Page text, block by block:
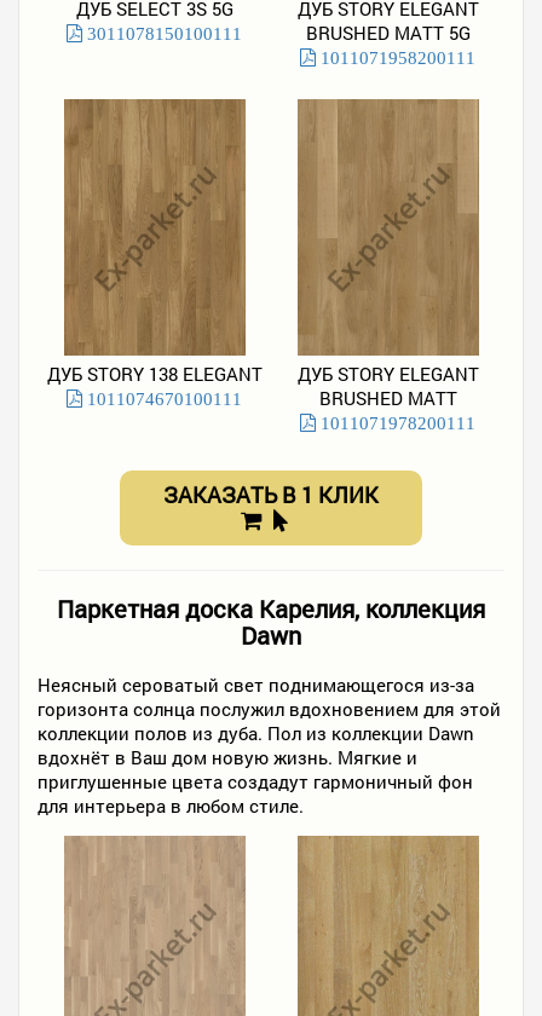
ДУБ SELECT 3S 5G
3011078150100111
ДУБ STORY ELEGANT
BRUSHED MATT 5G
1011071958200111
ДУБ STORY 138 ELEGANT
1011074670100111
ДУБ STORY ELEGANT
BRUSHED MATT
1011071978200111
ЗАКАЗАТЬ В 1 КЛИК
Паркетная доска Карелия, коллекция
Dawn
Неясный сероватый свет поднимающегося из-за
горизонта солнца послужил вдохновением для этой
коллекции полов из дуба. Пол из коллекции Dawn
вдохнёт в Ваш дом новую жизнь. Мягкие и
приглушенные цвета создадут гармоничный фон
для интерьера в любом стиле.